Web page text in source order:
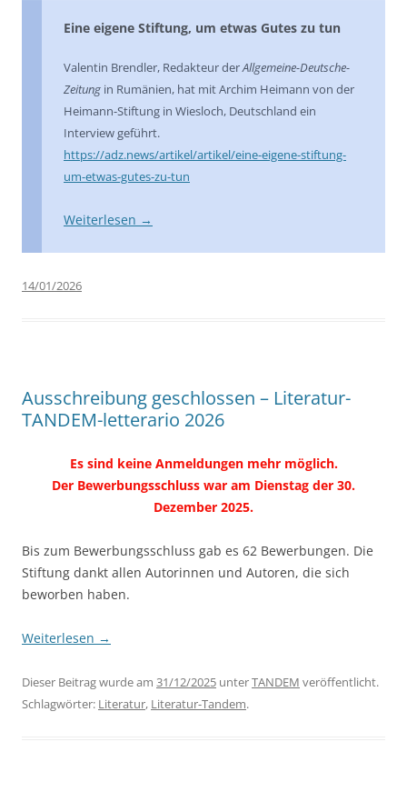
Eine eigene Stiftung, um etwas Gutes zu tun
Valentin Brendler, Redakteur derAllgemeine-Deutsche-
Zeitung in Rumänien, hat mit Archim Heimann von der
Heimann-Stiftung in Wiesloch, Deutschland ein
Interview geführt.
https://adz.news/artikel/artikel/eine-eigene-stiftung-
um-etwas-gutes-zu-tun
Weiterlesen →
14/01/2026
Ausschreibung geschlossen – Literatur-
TANDEM-letterario 2026
Es sind keine Anmeldungen mehr möglich.
Der Bewerbungsschluss war am Dienstag der 30.
Dezember 2025.
Bis zum Bewerbungsschluss gab es 62 Bewerbungen. Die
Stiftung dankt allen Autorinnen und Autoren, die sich
beworben haben.
Weiterlesen →
Dieser Beitrag wurde am 31/12/2025 unterTANDEM veröffentlicht.
Schlagwörter: Literatur, Literatur-Tandem.